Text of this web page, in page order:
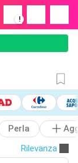
!
Perla
Rilevanza